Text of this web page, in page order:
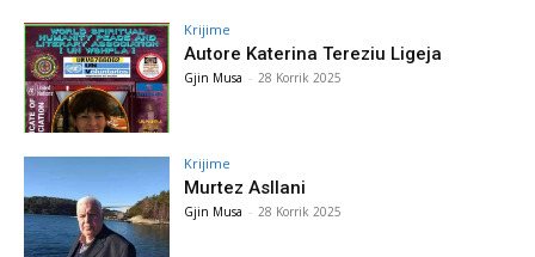
Krijime
Autore Katerina Tereziu Ligeja
Gjin Musa - 28 Korrik 2025
Krijime
Murtez Asllani
Gjin Musa - 28 Korrik 2025